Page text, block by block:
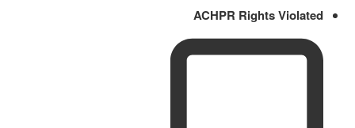
ACHPR Rights Violated